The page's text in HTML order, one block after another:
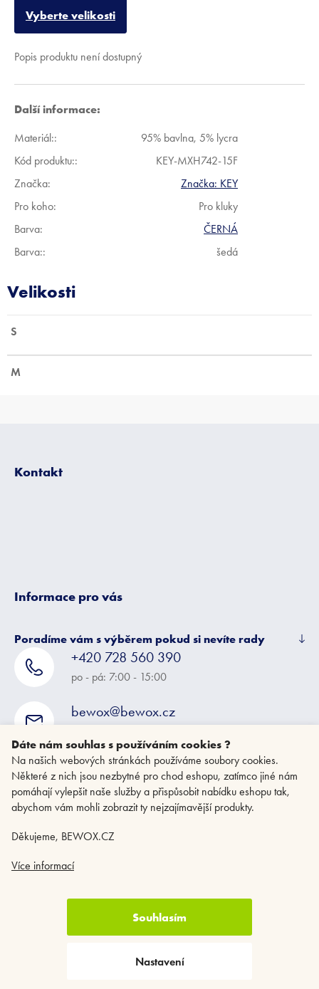
Dáte nám souhlas s používáním cookies ?
Na našich webových stránkách používáme soubory cookies.
Některé z nich jsou nezbytné pro chod eshopu, zatímco jiné nám
pomáhají vylepšit naše služby a přispůsobit nabídku eshopu tak,
abychom vám mohli zobrazit ty nejzajímavější produkty.
Děkujeme, BEWOX.CZ
Více informací
Souhlasím
Nastavení
Vyberte velikosti
Popis produktu není dostupný
Další informace:
Materiál::
95% bavlna, 5% lycra
Kód produktu::
KEY-MXH742-15F
Značka:
Značka: KEY
Pro koho:
Pro kluky
Barva:
ČERNÁ
Barva:: šedá
S
M
Kontakt
Informace pro vás
Poradíme vám s výběrem pokud si nevíte rady
+420 728 560 390
po - pá: 7:00 - 15:00
bewox@bewox.cz